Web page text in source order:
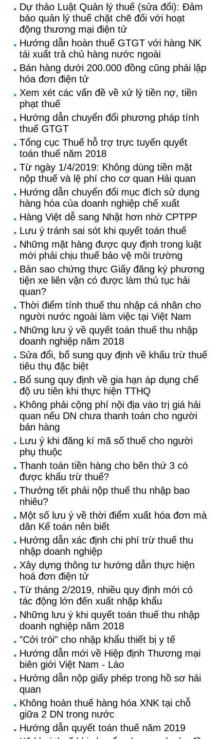
Dự thảo Luật Quản lý thuế (sửa đổi): Đảm
bảo quản lý thuế chặt chẽ đối với hoạt
động thương mại điện tử
Hướng dẫn hoàn thuế GTGT với hàng NK
tái xuất trả chủ hàng nước ngoài
Bán hàng dưới 200.000 đồng cũng phải lập
hóa đơn điện tử
Xem xét các vấn đề về xử lý tiền nợ, tiền
phạt thuế
Hướng dẫn chuyển đổi phương pháp tính
thuế GTGT
Tổng cục Thuế hỗ trợ trực tuyến quyết
toán thuế năm 2018
Từ ngày 1/4/2019: Không dùng tiền mặt
nộp thuế và lệ phí cho cơ quan Hải quan
Hướng dẫn chuyển đổi mục đích sử dụng
hàng hóa của doanh nghiệp chế xuất
Hàng Việt dễ sang Nhật hơn nhờ CPTPP
Lưu ý tránh sai sót khi quyết toán thuế
Những mặt hàng được quy định trong luật
mới phải chịu thuế bảo vệ môi trường
Bản sao chứng thực Giấy đăng ký phương
tiện xe liên vận có được làm thủ tục hải
quan?
Thời điểm tính thuế thu nhập cá nhân cho
người nước ngoài làm việc tại Việt Nam
Những lưu ý về quyết toán thuế thu nhập
doanh nghiệp năm 2018
Sửa đổi, bổ sung quy định về khấu trừ thuế
tiêu thụ đặc biệt
Bổ sung quy định về gia hạn áp dụng chế
độ ưu tiên khi thực hiện TTHQ
Không phải cộng phí nội địa vào trị giá hải
quan nếu DN chưa thanh toán cho người
bán hàng
Lưu ý khi đăng kí mã số thuế cho người
phụ thuộc
Thanh toán tiền hàng cho bên thứ 3 có
được khấu trừ thuế?
Thưởng tết phải nộp thuế thu nhập bao
nhiêu?
Một số lưu ý về thời điểm xuất hóa đơn mà
dân Kế toán nên biết
Hướng dẫn xác định chi phí trừ thuế thu
nhập doanh nghiệp
Xây dựng thông tư hướng dẫn thực hiện
hoá đơn điện tử
Từ tháng 2/2019, nhiều quy định mới có
tác động lớn đến xuất nhập khẩu
Những lưu ý khi quyết toán thuế thu nhập
doanh nghiệp năm 2018
"Cởi trói" cho nhập khẩu thiết bị y tế
Hướng dẫn mới về Hiệp định Thương mại
biên giới Việt Nam - Lào
Hướng dẫn nộp giấy phép trong hồ sơ hải
quan
Không hoàn thuế hàng hóa XNK tại chỗ
giữa 2 DN trong nước
Hướng dẫn quyết toán thuế năm 2019